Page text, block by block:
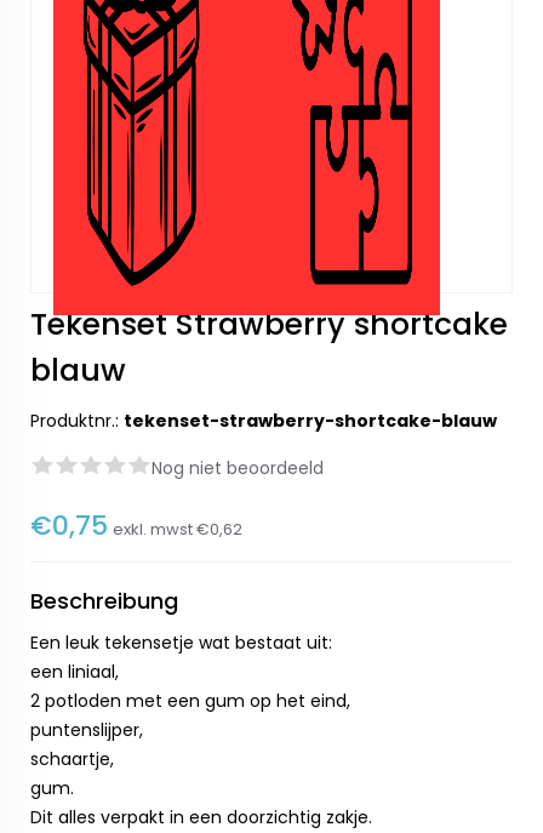
Tekenset Strawberry shortcake
blauw
Produktnr.: tekenset-strawberry-shortcake-blauw
Nog niet beoordeeld
€0,75 exkl. mwst€0,62
Beschreibung
Een leuk tekensetje wat bestaat uit:
een liniaal,
2 potloden met een gum op het eind,
puntenslijper,
schaartje,
gum.
Dit alles verpakt in een doorzichtig zakje.